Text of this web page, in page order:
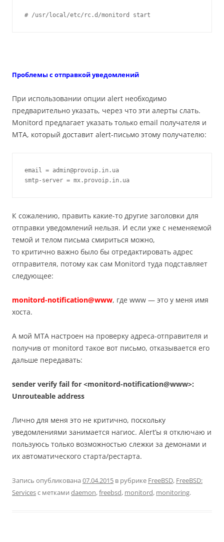
# /usr/local/etc/rc.d/monitord start
Проблемы с отправкой уведомлений
При использовании опции alert необходимо
предварительно указать, через что эти алерты слать.
Monitord предлагает указать только email получателя и
MTA, который доставит alert-письмо этому получателю:
email = admin@provoip.in.ua
smtp-server = mx.provoip.in.ua
К сожалению, править какие-то другие заголовки для
отправки уведомлений нельзя. И если уже с неменяемой
темой и телом пиcьма смириться можно,
то критично важно было бы отредактировать адрес
отправителя, потому как сам Monitord туда подставляет
следующее:
monitord-notification@www, где www — это у меня имя
хоста.
А мой МТА настроен на проверку адреса-отправителя и
получив от monitord такое вот письмо, отказывается его
дальше передавать:
sender verify fail for <monitord-notification@www>:
Unrouteable address
Лично для меня это не критично, поскольку
уведомлениями занимается нагиос. Alert’ы я отключаю и
пользуюсь только возможностью слежки за демонами и
их автоматического старта/рестарта.
Запись опубликована 07.04.2015 в рубрике FreeBSD, FreeBSD:
Servicesс метками daemon,freebsd, monitord, monitoring.